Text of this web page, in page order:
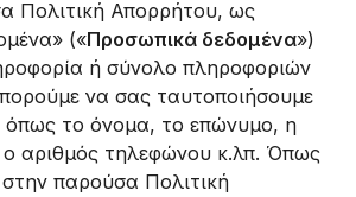
Πολιτική Απορρήτου, ως
(«Προσωπικά δεδομένα»)
ή σύνολο πληροφοριών
να σας ταυτοποιήσουμε
όπως το όνομα, το επώνυμο, η
ο αριθμός τηλεφώνου κ.λπ. Όπως
στην παρούσα Πολιτική